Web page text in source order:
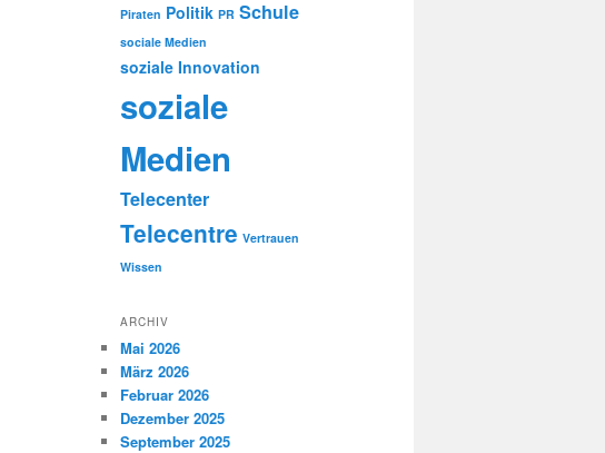
Piraten Politik PR Schule
sociale Medien
soziale Innovation
soziale
Medien
Telecenter
Telecentre Vertrauen
Wissen
ARCHIV
Mai 2026
März 2026
Februar 2026
Dezember 2025
September 2025